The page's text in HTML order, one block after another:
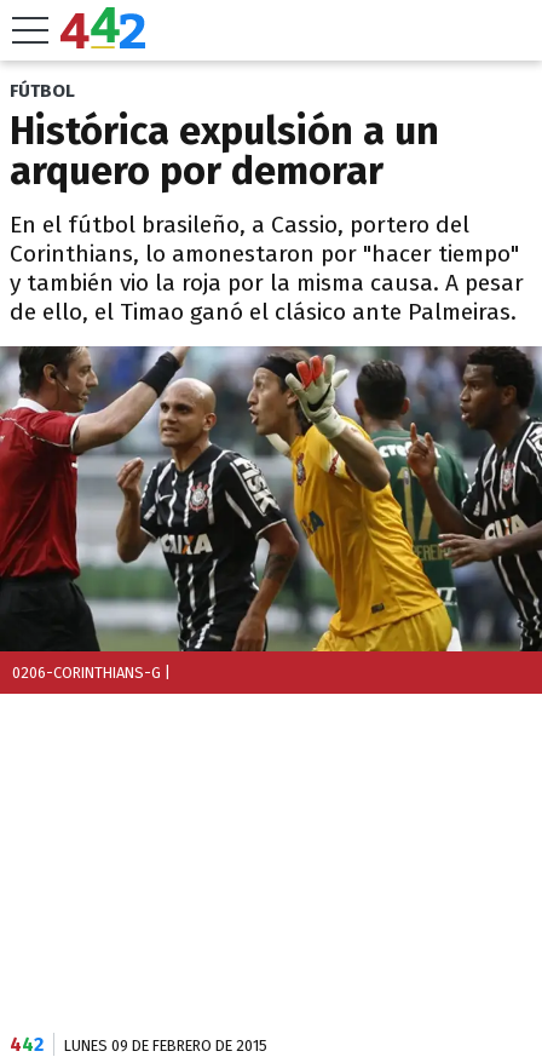
FÚTBOL
Histórica expulsión a un
arquero por demorar
En el fútbol brasileño, a Cassio, portero del
Corinthians, lo amonestaron por "hacer tiempo"
y también vio la roja por la misma causa. A pesar
de ello, el Timao ganó el clásico ante Palmeiras.
0206-CORINTHIANS-G
442 LUNES 09 DE FEBRERO DE 2015